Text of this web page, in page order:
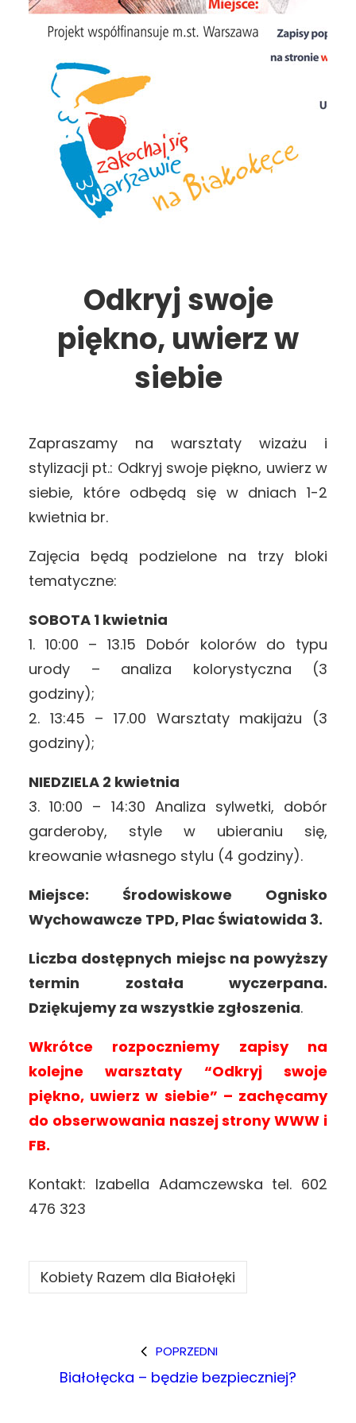
Odkryj swoje
piękno, uwierz w
siebie
Zapraszamy na warsztaty wizażu i
stylizacji pt.: Odkryj swoje piękno, uwierz w
siebie, które odbędą się w dniach 1-2
kwietnia br.
Zajęcia będą podzielone na trzy bloki
tematyczne:
SOBOTA 1 kwietnia
1. 10:00 – 13.15 Dobór kolorów do typu
urody – analiza kolorystyczna (3
godziny);
2. 13:45 – 17.00 Warsztaty makijażu (3
godziny);
NIEDZIELA 2 kwietnia
3. 10:00 – 14:30 Analiza sylwetki, dobór
garderoby, style w ubieraniu się,
kreowanie własnego stylu (4 godziny).
Miejsce: Środowiskowe Ognisko
Wychowawcze TPD, Plac Światowida 3.
Liczba dostępnych miejsc na powyższy
termin została wyczerpana.
Dziękujemy za wszystkie zgłoszenia.
Wkrótce rozpoczniemy zapisy na
kolejne warsztaty “Odkryj swoje
piękno, uwierz w siebie” – zachęcamy
do obserwowania naszej strony WWW i
FB.
Kontakt: Izabella Adamczewska tel. 602
476 323
Kobiety Razem dla Białołęki
POPRZEDNI
Białołęcka – będzie bezpieczniej?